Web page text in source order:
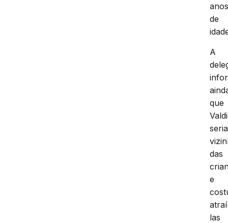
de
A
que
seria
das
e
las